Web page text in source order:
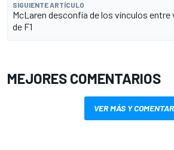
SIGUIENTE ARTÍCULO
McLaren desconfía de los vínculos
de F1
MEJORES COMENTARIOS
VER MÁS Y COMENTAR